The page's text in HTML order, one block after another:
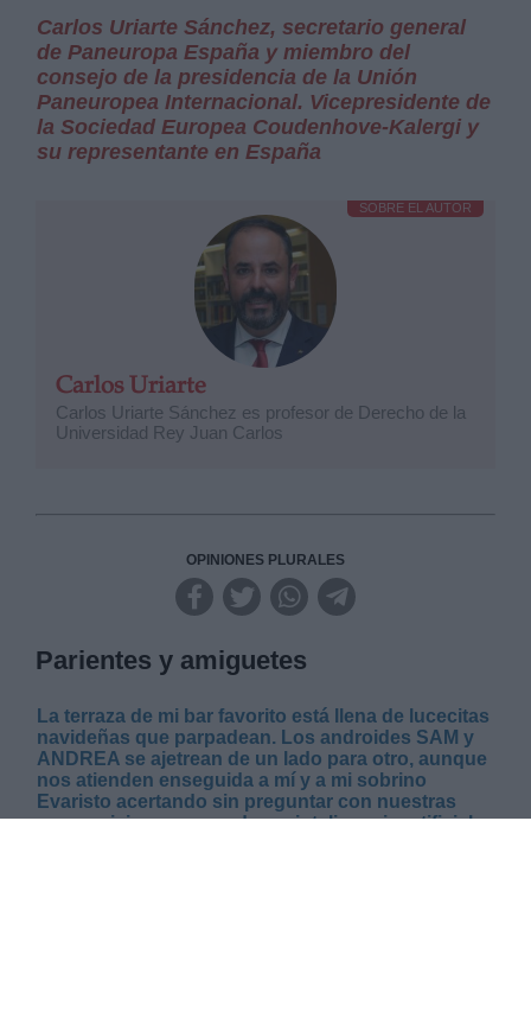
Carlos Uriarte Sánchez, secretario general
de Paneuropa España y miembro del
consejo de la presidencia de la Unión
Paneuropea Internacional. Vicepresidente de
la Sociedad Europea Coudenhove-Kalergi y
su representante en España
SOBRE EL AUTOR
Carlos Uriarte
Carlos Uriarte Sánchez es profesor de Derecho de la
Universidad Rey Juan Carlos
OPINIONES PLURALES
Parientes y amiguetes
La terraza de mi bar favorito está llena de lucecitas
navideñas que parpadean. Los androides SAM y
ANDREA se ajetrean de un lado para otro, aunque
nos atienden enseguida a mí y a mi sobrino
Evaristo acertando sin preguntar con nuestras
consumiciones merced a su inteligencia artificial